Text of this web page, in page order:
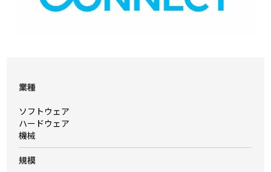
業種
ソフトウェア
ハードウェア
機械
規模